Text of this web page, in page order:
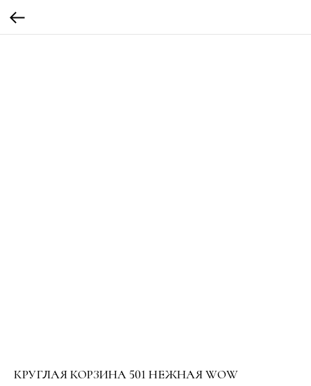
КРУГЛАЯ КОРЗИНА 501 НЕЖНАЯ WOW